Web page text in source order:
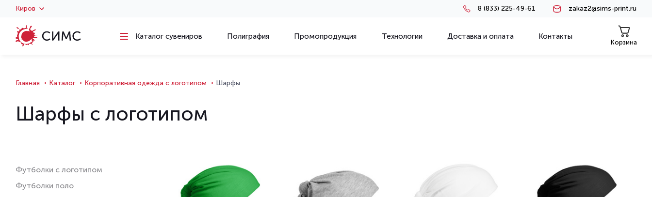
Киров 8 (833) 225-49-61 zakaz2@sims-print.ru
Каталог сувениров Полиграфия Промопродукция Технологии Доставка и оплата Контакты
Корзина
Главная Каталог Корпоративная одежда с логотипом Шарфы
Шарфы с логотипом
Футболки с логотипом
Футболки поло